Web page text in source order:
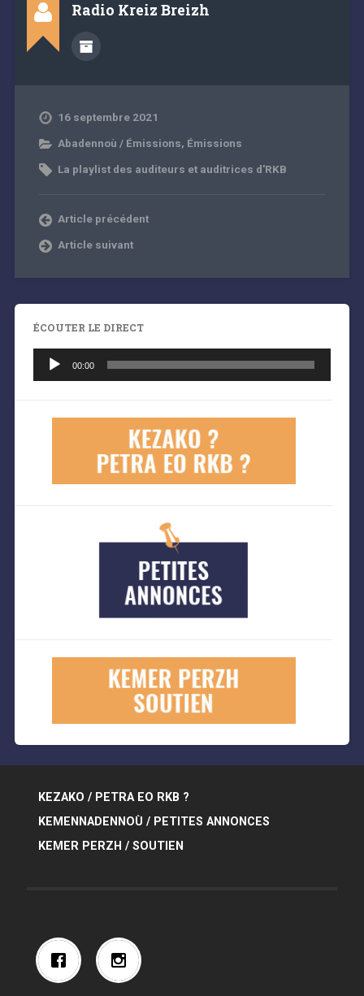
Radio Kreiz Breizh
16 septembre 2021
Abadennoù / Émissions, Émissions
La playlist des auditeurs et auditrices d'RKB
Article précédent
Article suivant
ÉCOUTER LE DIRECT
audio
00:00
KEZAKO / PETRA EO RKB ?
KEMENNADENNOÙ / PETITES ANNONCES
KEMER PERZH / SOUTIEN